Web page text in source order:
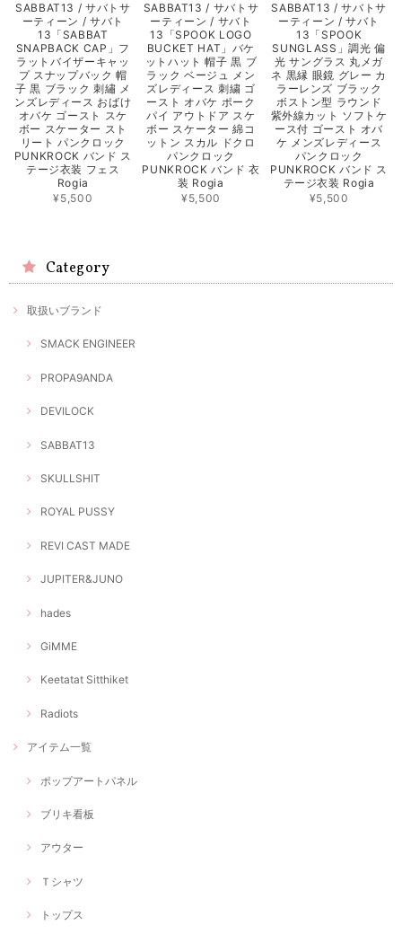
SABBAT13 / サバトサ
ーティーン / サバト
13「SABBAT
SNAPBACK CAP」フ
ラットバイザーキャッ
プ スナップバック 帽
子 黒 ブラック 刺繡 メ
ンズレディース おばけ
オバケ ゴースト スケ
ボー スケーター スト
リート パンクロック
PUNKROCK バンド ス
テージ衣装 フェス
Rogia
¥5,500
SABBAT13 / サバトサ
ーティーン / サバト
13「SPOOK LOGO
BUCKET HAT」バケ
ットハット 帽子 黒 ブ
ラック ベージュ メン
ズレディース 刺繍 ゴ
ースト オバケ ポーク
パイ アウトドア スケ
ボー スケーター 綿コ
ットン スカル ドクロ
パンクロック
PUNKROCK バンド 衣
装 Rogia
¥5,500
SABBAT13 / サバトサ
ーティーン / サバト
13「SPOOK
SUNGLASS」調光 偏
光 サングラス 丸メガ
ネ 黒縁 眼鏡 グレー カ
ラーレンズ ブラック
ボストン型 ラウンド
紫外線カット ソフトケ
ース付 ゴースト オバ
ケ メンズレディース
パンクロック
PUNKROCK バンド ス
テージ衣装 Rogia
¥5,500
Category
取扱いブランド
SMACK ENGINEER
PROPA9ANDA
DEVILOCK
SABBAT13
SKULLSHIT
ROYAL PUSSY
REVI CAST MADE
JUPITER&JUNO
hades
GiMME
Keetatat Sitthiket
Radiots
アイテム一覧
ポップアートパネル
ブリキ看板
アウター
Ｔシャツ
トップス